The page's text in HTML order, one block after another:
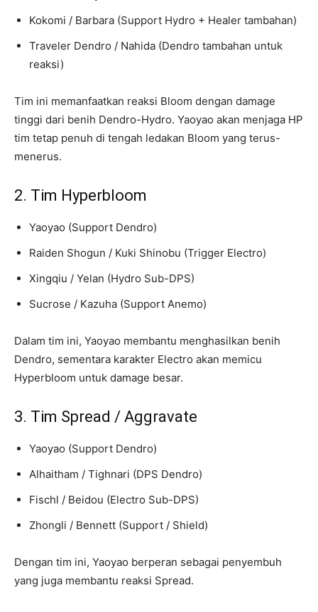
Kokomi / Barbara (Support Hydro + Healer tambahan)
Traveler Dendro / Nahida (Dendro tambahan untuk
reaksi)
Tim ini memanfaatkan reaksi Bloom dengan damage
tinggi dari benih Dendro-Hydro. Yaoyao akan menjaga HP
tim tetap penuh di tengah ledakan Bloom yang terus-
menerus.
2. Tim Hyperbloom
Yaoyao (Support Dendro)
Raiden Shogun / Kuki Shinobu (Trigger Electro)
Xingqiu / Yelan (Hydro Sub-DPS)
Sucrose / Kazuha (Support Anemo)
Dalam tim ini, Yaoyao membantu menghasilkan benih
Dendro, sementara karakter Electro akan memicu
Hyperbloom untuk damage besar.
3. Tim Spread / Aggravate
Yaoyao (Support Dendro)
Alhaitham / Tighnari (DPS Dendro)
Fischl / Beidou (Electro Sub-DPS)
Zhongli / Bennett (Support / Shield)
Dengan tim ini, Yaoyao berperan sebagai penyembuh
yang juga membantu reaksi Spread.